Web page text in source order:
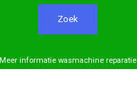
Meer informatie wasmachine reparatie